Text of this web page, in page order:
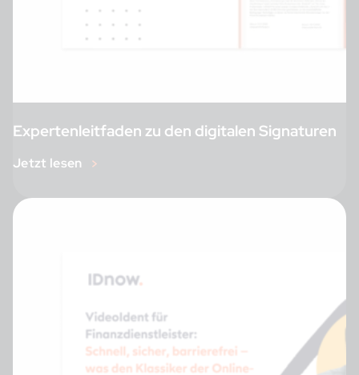
Expertenleitfaden zu den digitalen Signaturen
Jetzt lesen